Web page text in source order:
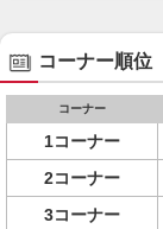
コーナー順位
コーナー
1コーナー
2コーナー
3コーナー